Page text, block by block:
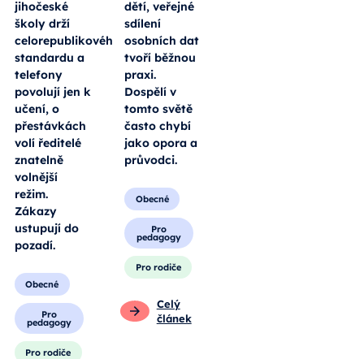
jihočeské
školy drží
celorepublikového
standardu a
telefony
povolují jen k
učení, o
přestávkách
volí ředitelé
znatelně
volnější
režim.
Zákazy
ustupují do
pozadí.
Obecné
Pro
pedagogy
Pro rodiče
dětí, veřejné
sdílení
osobních dat
tvoří běžnou
praxi.
Dospělí v
tomto světě
často chybí
jako opora a
průvodci.
Obecné
Pro
pedagogy
Pro rodiče
Celý
článek